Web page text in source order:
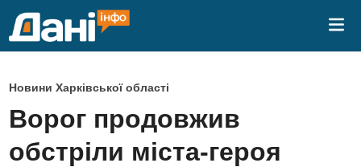
P
o
s
t
Новини Харківської області
Ворог продовжив
обстріли міста-героя